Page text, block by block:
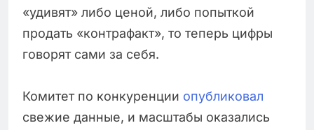
«удивят» либо ценой, либо попыткой
продать «контрафакт», то теперь цифры
говорят сами за себя.
Комитет по конкуренции опубликовал
свежие данные, и масштабы оказались